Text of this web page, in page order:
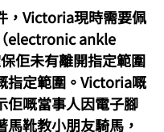
，Victoria現時需要佩
electronic ankle
佢未有離開指定範圍
指定範圍。Victoria嘅
佢嘅當事人因電子腳
馬靴教小朋友騎馬，